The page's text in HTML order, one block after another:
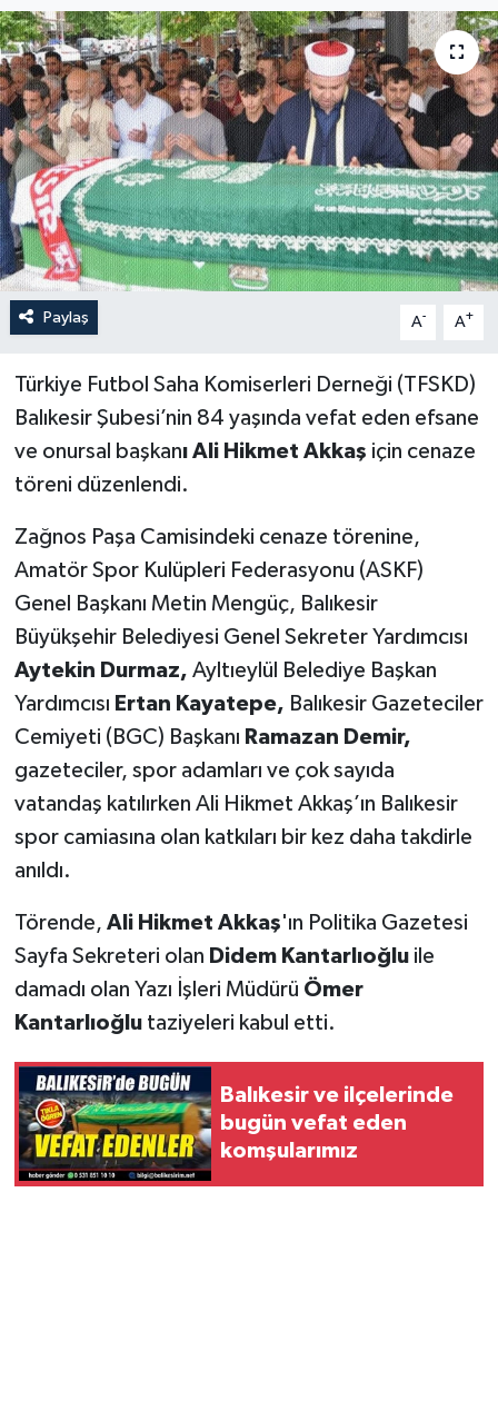
Paylaş A- A+
Türkiye Futbol Saha Komiserleri Derneği (TFSKD)
Balıkesir Şubesi’nin 84 yaşında vefat eden efsane
ve onursal başkanı Ali Hikmet Akkaş için cenaze
töreni düzenlendi.
Zağnos Paşa Camisindeki cenaze törenine,
Amatör Spor Kulüpleri Federasyonu (ASKF)
Genel Başkanı Metin Mengüç, Balıkesir
Büyükşehir Belediyesi Genel Sekreter Yardımcısı
Aytekin Durmaz, Ayltıeylül Belediye Başkan
Yardımcısı Ertan Kayatepe, Balıkesir Gazeteciler
Cemiyeti (BGC) Başkanı Ramazan Demir,
gazeteciler, spor adamları ve çok sayıda
vatandaş katılırken Ali Hikmet Akkaş’ın Balıkesir
spor camiasına olan katkıları bir kez daha takdirle
anıldı.
Törende, Ali Hikmet Akkaş'ın Politika Gazetesi
Sayfa Sekreteri olan Didem Kantarlıoğlu ile
damadı olan Yazı İşleri Müdürü Ömer
Kantarlıoğlu taziyeleri kabul etti.
Balıkesir ve ilçelerinde
bugün vefat eden
komşularımız